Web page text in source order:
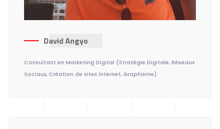
David Angyo
Consultant en Marketing Digital (Stratégie Digitale, Réseaux
Sociaux, Création de sites internet, Graphisme)